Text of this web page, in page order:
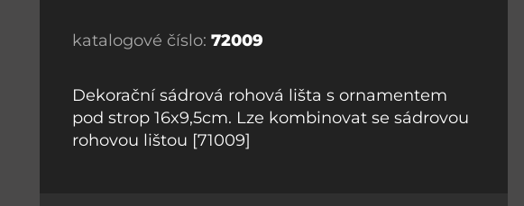
katalogové číslo: 72009
Dekorační sádrová rohová lišta s ornamentem
pod strop 16x9,5cm. Lze kombinovat se sádrovou
rohovou lištou [71009]